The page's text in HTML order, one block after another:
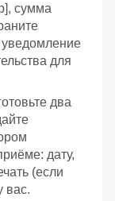
сумма
уведомление
для
два
дату,
(если
вас.